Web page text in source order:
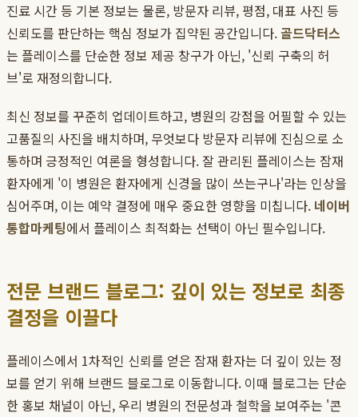
진료 시간 등 기본 정보는 물론, 방문자 리뷰, 평점, 대표 사진 등
신뢰도를 판단하는 핵심 정보가 집약된 공간입니다. 골드닥터스
는 플레이스를 단순한 정보 제공 창구가 아닌, '신뢰 구축의 허
브'로 재정의합니다.
최신 정보를 꾸준히 업데이트하고, 병원의 강점을 어필할 수 있는
고품질의 사진을 배치하며, 무엇보다 방문자 리뷰에 진심으로 소
통하며 긍정적인 여론을 형성합니다. 잘 관리된 플레이스는 잠재
환자에게 '이 병원은 환자에게 신경을 많이 쓰는구나'라는 인상을
심어주며, 이는 예약 결정에 매우 중요한 영향을 미칩니다. 네이버
통합마케팅에서 플레이스 최적화는 선택이 아닌 필수입니다.
전문 브랜드 블로그: 깊이 있는 정보로 최종
결정을 이끌다
플레이스에서 1차적인 신뢰를 얻은 잠재 환자는 더 깊이 있는 정
보를 얻기 위해 브랜드 블로그로 이동합니다. 이때 블로그는 단순
한 홍보 채널이 아닌, 우리 병원의 전문성과 철학을 보여주는 '콘